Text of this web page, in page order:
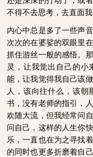
不得不去思考，去直面我
内心中总是多了一些声
次次的在婆娑的双眼里
抓住游丝一般的感悟。
灵，让我觉出自己的小
能，让我觉得我自己该
人，该向往什么，该朝
书，没有老师的指引，
欢随大流，但我经常问
问自己，这样的人生你
乐，一直也在为之寻找
的同时也更多折磨着自